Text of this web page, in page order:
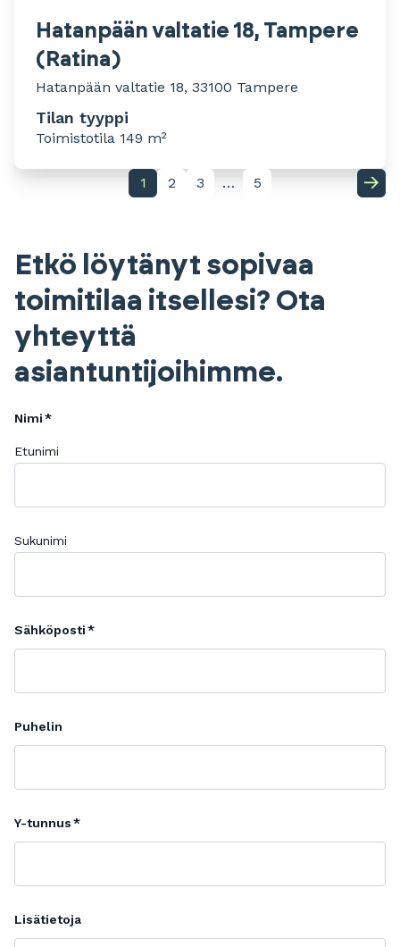
Hatanpään valtatie 18, Tampere
(Ratina)
Hatanpään valtatie 18, 33100 Tampere
Tilan tyyppi
Toimistotila 149 m²
1 2 3 … 5
Etkö löytänyt sopivaa
toimitilaa itsellesi? Ota
yhteyttä
asiantuntijoihimme.
Nimi
Etunimi
Sukunimi
Sähköposti
Puhelin
Y-tunnus
Lisätietoja